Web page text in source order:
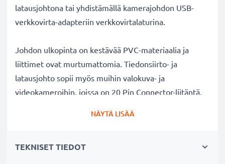
latausjohtona tai yhdistämällä kamerajohdon USB-
verkkovirta-adapteriin verkkovirtalaturina.
Johdon ulkopinta on kestävää PVC-materiaalia ja
liittimet ovat murtumattomia. Tiedonsiirto- ja
latausjohto sopii myös muihin valokuva- ja
videokameroihin, joissa on 20 Pin Connector-liitäntä.
Samsungkameran lataus- ja datakaapeli 1.5m USB
NÄYTÄ LISÄÄ
TEKNISET TIEDOT